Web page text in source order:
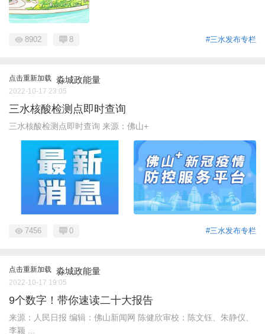
#三水发布专栏
8902 8
点击重新加载 淼城政能量
2022-10-17 23:05
三水核酸检测点即时查询
三水核酸检测点即时查询 来源：佛山+
#三水发布专栏
7456 0
点击重新加载 淼城政能量
2022-10-17 19:05
9个数字！带你速读二十大报告
来源：人民日报 编辑：佛山新闻网 陈健欣审校：陈文钰、朱静仪、
李颖 ...